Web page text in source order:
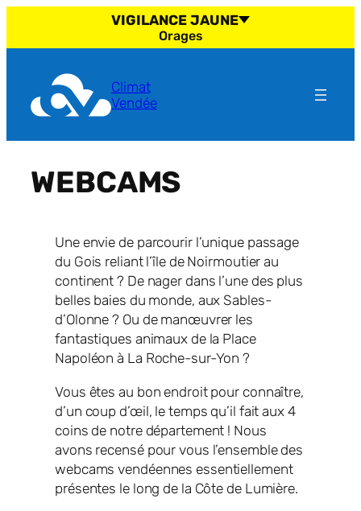
VIGILANCE JAUNE
Orages
Climat
Vendée
WEBCAMS
Une envie de parcourir l’unique passage
du Gois reliant l’île de Noirmoutier au
continent ? De nager dans l’une des plus
belles baies du monde, aux Sables-
d’Olonne ? Ou de manœuvrer les
fantastiques animaux de la Place
Napoléon à La Roche-sur-Yon ?
Vous êtes au bon endroit pour connaître,
d’un coup d’œil, le temps qu’il fait aux 4
coins de notre département ! Nous
avons recensé pour vous l’ensemble des
webcams vendéennes essentiellement
présentes le long de la Côte de Lumière.